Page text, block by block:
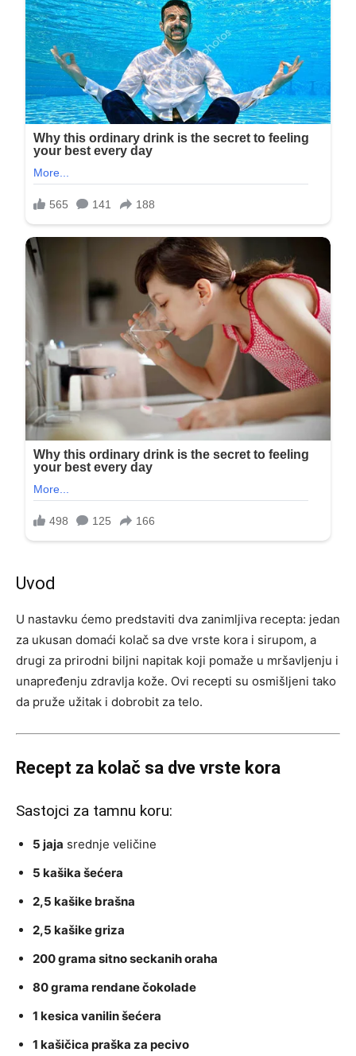
Uvod
U nastavku ćemo predstaviti dva zanimljiva recepta: jedan
za ukusan domaći kolač sa dve vrste kora i sirupom, a
drugi za prirodni biljni napitak koji pomaže u mršavljenju i
unapređenju zdravlja kože. Ovi recepti su osmišljeni tako
da pruže užitak i dobrobit za telo.
Recept za kolač sa dve vrste kora
Sastojci za tamnu koru:
5 jaja srednje veličine
5 kašika šećera
2,5 kašike brašna
2,5 kašike griza
200 grama sitno seckanih oraha
80 grama rendane čokolade
1 kesica vanilin šećera
1 kašičica praška za pecivo